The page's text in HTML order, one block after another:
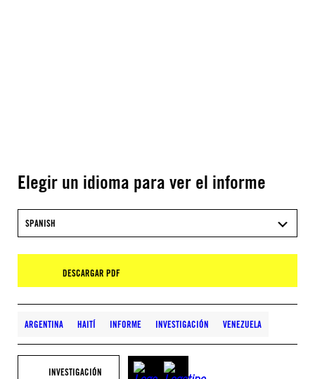
Elegir un idioma para ver el informe
SPANISH
DESCARGAR PDF
ARGENTINA HAITÍ INFORME INVESTIGACIÓN VENEZUELA
INVESTIGACIÓN